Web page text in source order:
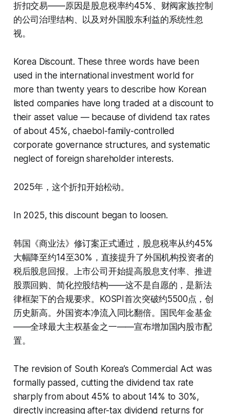
折扣交易——原因是股息税率约45%、财阀家族控制
的公司治理结构、以及对外国股东利益的系统性忽
视。
Korea Discount. These three words have been
used in the international investment world for
more than twenty years to describe how Korean
listed companies have long traded at a discount to
their asset value — because of dividend tax rates
of about 45%, chaebol-family-controlled
corporate governance structures, and systematic
neglect of foreign shareholder interests.
2025年，这个折扣开始松动。
In 2025, this discount began to loosen.
韩国《商业法》修订案正式通过，股息税率从约45%
大幅降至约14至30%，直接提升了外国机构投资者的
税后股息回报。上市公司开始提高股息支付率、推进
股票回购、简化控股结构——这不是自愿的，是新法
律框架下的合规要求。KOSPI首次突破约5500点，创
历史新高。外国资本净流入同比翻倍。国民年金基金
——全球最大主权基金之一——宣布增加国内股市配
置。
The revision of South Korea’s Commercial Act was
formally passed, cutting the dividend tax rate
sharply from about 45% to about 14% to 30%,
directly increasing after-tax dividend returns for